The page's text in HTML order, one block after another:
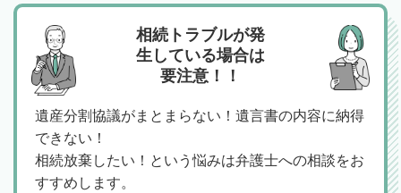
相続トラブルが発
生している場合は
要注意！！
遺産分割協議がまとまらない！遺言書の内容に納得
できない！
相続放棄したい！という悩みは弁護士への相談をお
すすめします。